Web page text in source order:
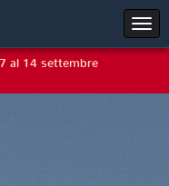
al 14 settembre